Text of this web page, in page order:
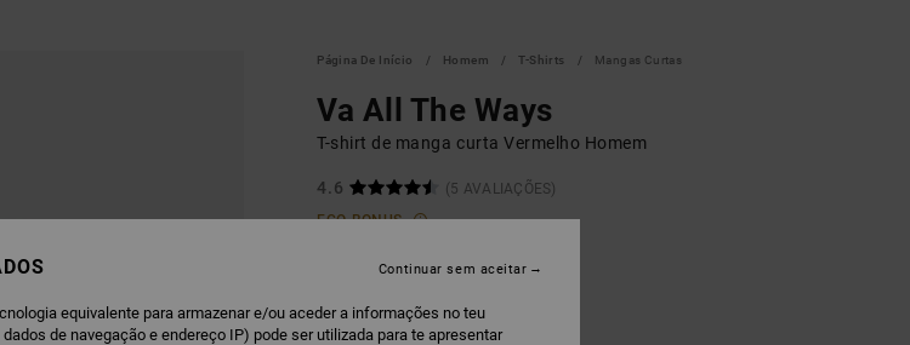
Página De Início Homem T-Shirts Mangas Curtas
Va All The Ways
T-shirt de manga curta Vermelho Homem
4.6
(5 AVALIAÇÕES)
ECO-BONUS
€ 30,00
COR Red Earth
equivalente para armazenar e/ou aceder a informações no teu
de navegação e endereço IP) pode ser utilizada para te apresentar
Continuar sem aceitar